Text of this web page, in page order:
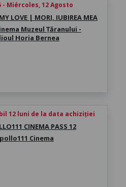
- Miércoles, 12 Agosto
LOVE | MORI, IUBIREA MEA
Muzeul Țăranului -
Horia Bernea
12 luni de la data achiziției
CINEMA PASS 12
Cinema